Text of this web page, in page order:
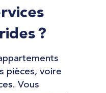
?
pièces, voire
Vous